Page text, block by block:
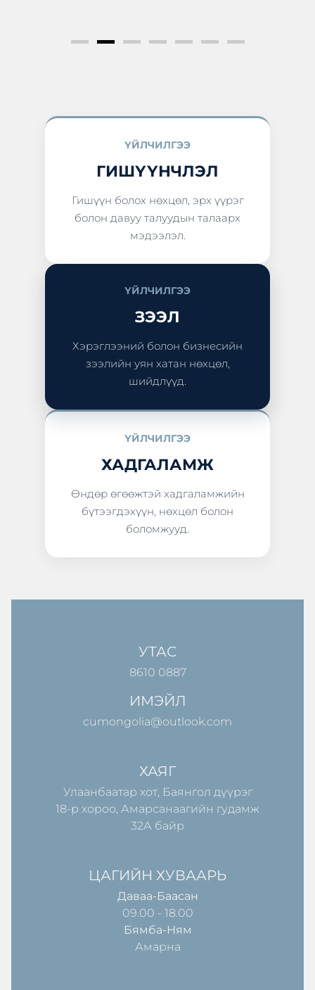
ҮЙЛЧИЛГЭЭ
ГИШҮҮНЧЛЭЛ
Гишүүн болох нөхцөл, эрх үүрэг
болон давуу талуудын талаарх
мэдээлэл.
ҮЙЛЧИЛГЭЭ
ЗЭЭЛ
Хэрэглээний болон бизнесийн
зээлийн уян хатан нөхцөл,
шийдлүүд.
ҮЙЛЧИЛГЭЭ
ХАДГАЛАМЖ
Өндөр өгөөжтэй хадгаламжийн
бүтээгдэхүүн, нөхцөл болон
боломжууд.
УТАС
8610 0887
ИМЭЙЛ
cumongolia@outlook.com
ХАЯГ
Улаанбаатар хот, Баянгол дүүрэг
18-р хороо, Амарсанаагийн гудамж
32А байр
ЦАГИЙН ХУВААРЬ
Даваа-Баасан
09.00 - 18.00
Бямба-Ням
Амарна